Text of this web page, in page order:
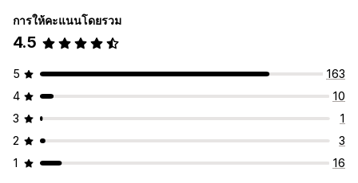
การให้คะแนนโดยรวม
4.5
5
163
4
10
3
1
2
3
1
16